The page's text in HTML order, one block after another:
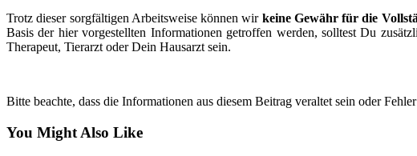
Trotz dieser sorgfältigen Arbeitsweise können wir keine Gewähr für die
Basis der hier vorgestellten Informationen getroffen werden, solltest Du
Therapeut, Tierarzt oder Dein Hausarzt sein.
Bitte beachte, dass die Informationen aus diesem Beitrag veraltet sein oder
You Might Also Like